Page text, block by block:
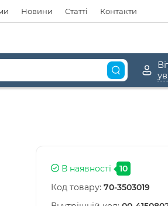
Новини Статті Контакти
В наявності 10
Код товару: 70-3503019